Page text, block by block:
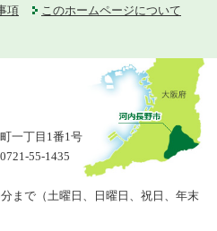
項
このホームページについて
一丁目1番1号
55-1435
まで（土曜日、日曜日、祝日、年末